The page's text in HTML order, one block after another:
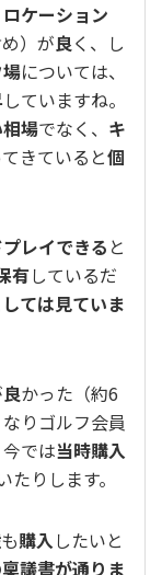
ロケーション
め）が良く、し
については、
していますね。
場でなく、 キ
きていると個
レイできる と
有しているだ
ては見ていま
良かった（約6
りゴルフ会員
では当時購入
たりします。
も購入したいと
議書が通りま